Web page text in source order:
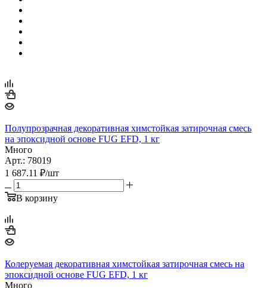
Полупрозрачная декоративная химстойкая затирочная смесь
на эпоксидной основе FUG EFD, 1 кг
Много
Арт.: 78019
1 687.11 ₽/шт
В корзину
Колеруемая декоративная химстойкая затирочная смесь на
эпоксидной основе FUG EFD, 1 кг
Много